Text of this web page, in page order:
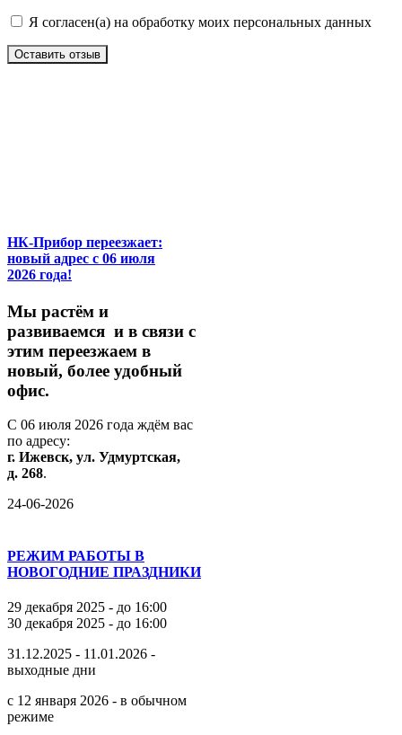
Я согласен(а) на обработку моих персональных данных
Оставить отзыв
НК-Прибор переезжает:
новый адрес с 06 июля
2026 года!
Мы растём и
развиваемся и в связи с
этим переезжаем в
новый, более удобный
офис.
С 06 июля 2026 года ждём вас
по адресу:
г. Ижевск, ул. Удмуртская,
д. 268.
24-06-2026
РЕЖИМ РАБОТЫ В
НОВОГОДНИЕ ПРАЗДНИКИ
29 декабря 2025 - до 16:00
30 декабря 2025 - до 16:00
31.12.2025 - 11.01.2026 -
выходные дни
с 12 января 2026 - в обычном
режиме